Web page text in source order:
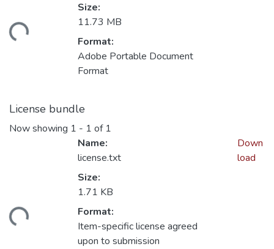
Size:
11.73 MB
Format:
Adobe Portable Document
Format
License bundle
Now showing 1 - 1 of 1
Name:
license.txt
Size:
1.71 KB
Format:
Item-specific license agreed
upon to submission
Down
load